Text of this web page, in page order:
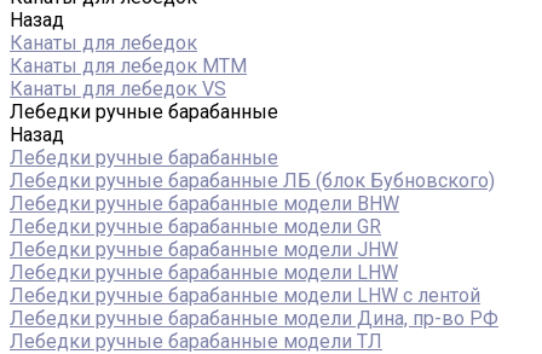
Назад
Канаты для лебедок
Канаты для лебедок MTM
Канаты для лебедок VS
Лебедки ручные барабанные
Назад
Лебедки ручные барабанные
Лебедки ручные барабанные ЛБ (блок Бубновского)
Лебедки ручные барабанные модели BHW
Лебедки ручные барабанные модели GR
Лебедки ручные барабанные модели JHW
Лебедки ручные барабанные модели LHW
Лебедки ручные барабанные модели LHW c лентой
Лебедки ручные барабанные модели Дина, пр-во РФ
Лебедки ручные барабанные модели ТЛ